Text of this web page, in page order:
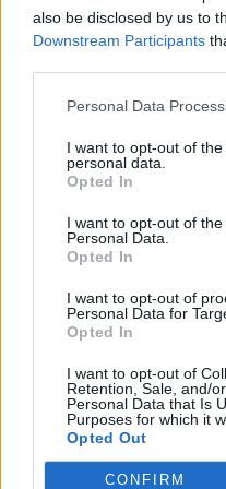
also be disclosed by us to
Downstream Participants
Personal Data
I want to opt-out of
personal data.
Opted In
I want to opt-out of
Personal Data.
Opted In
I want to opt-out of
Personal Data for
Opted In
I want to opt-out of
Retention, Sale, and/
Personal Data that Is
Purposes for which it
Opted Out
CONFIRM
a bude řešit i problém vody
VÍCE OD AUTORA
Zpravodajství
Většina
výborné
Živohošti
Zpravodajství
Přibudou i
Zpravodajství
Obce nově
vzniku